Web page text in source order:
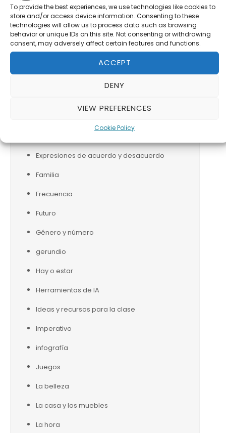
To provide the best experiences, we use technologies like cookies to
store and/or access device information. Consenting to these
technologies will allow us to process data such as browsing
behavior or unique IDs on this site. Not consenting or withdrawing
consent, may adversely affect certain features and functions.
ACCEPT
DENY
VIEW PREFERENCES
Cookie Policy
Cortometrajes
Describir el camino
Expresiones de acuerdo y desacuerdo
Familia
Frecuencia
Futuro
Género y número
gerundio
Hay o estar
Herramientas de IA
Ideas y recursos para la clase
Imperativo
infografía
Juegos
La belleza
La casa y los muebles
La hora